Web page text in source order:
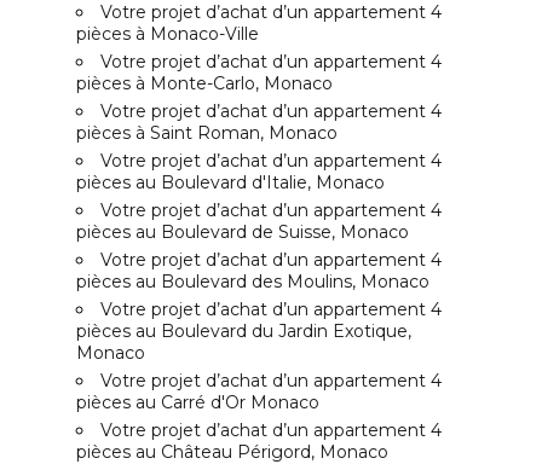
Votre projet d’achat d’un appartement 4
pièces à Monaco-Ville
Votre projet d’achat d’un appartement 4
pièces à Monte-Carlo, Monaco
Votre projet d’achat d’un appartement 4
pièces à Saint Roman, Monaco
Votre projet d’achat d’un appartement 4
pièces au Boulevard d'Italie, Monaco
Votre projet d’achat d’un appartement 4
pièces au Boulevard de Suisse, Monaco
Votre projet d’achat d’un appartement 4
pièces au Boulevard des Moulins, Monaco
Votre projet d’achat d’un appartement 4
pièces au Boulevard du Jardin Exotique,
Monaco
Votre projet d’achat d’un appartement 4
pièces au Carré d'Or Monaco
Votre projet d’achat d’un appartement 4
pièces au Château Périgord, Monaco